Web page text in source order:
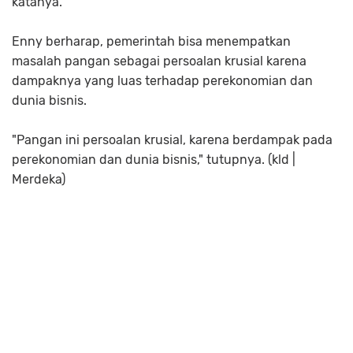
Enny berharap, pemerintah bisa menempatkan
masalah pangan sebagai persoalan krusial karena
dampaknya yang luas terhadap perekonomian dan
dunia bisnis.
"Pangan ini persoalan krusial, karena berdampak pada
perekonomian dan dunia bisnis," tutupnya. (kld |
Merdeka)